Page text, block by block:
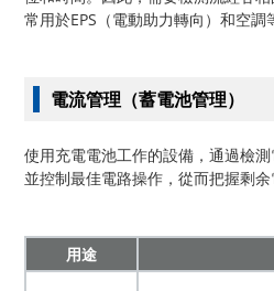
常用於EPS（電動助力轉向）和空調
電流管理（蓄電池管理）
使用充電電池工作的設備，通過檢
並控制最佳電路操作，從而把握剩余
用途